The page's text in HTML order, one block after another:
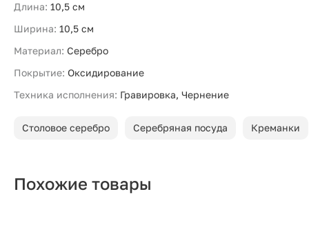
Длина: 10,5 см
Ширина: 10,5 см
Материал: Серебро
Покрытие: Оксидирование
Техника исполнения: Гравировка, Чернение
Столовое серебро Серебряная посуда Креманки
Похожие товары